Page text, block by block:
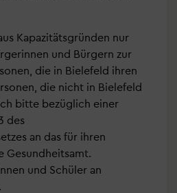
Kapazitätsgründen nur
und Bürgern zur
die in Bielefeld ihren
die nicht in Bielefeld
bitte bezüglich einer
des
an das für ihren
Gesundheitsamt.
und Schüler an